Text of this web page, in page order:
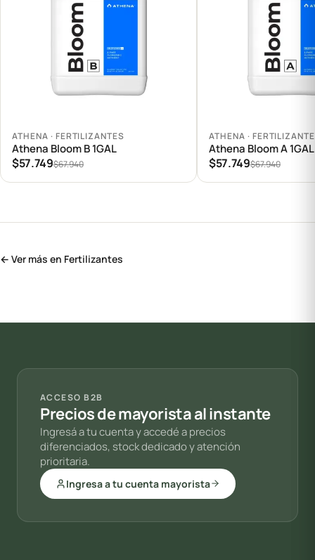
Agregar al carrito
ATHENA · FERTILIZANTES
Athena Bloom B 1GAL
$57.749$67.940
Agregar al carrito
ATHENA ·
Athena Bloom A 1GAL
$57.749$67.940
← Ver más en Fertilizantes
ACCESO B2B
Precios de mayorista al instante
Ingresá a tu cuenta y accedé a precios
diferenciados, stock dedicado y atención
prioritaria.
Ingresa a tu cuenta mayorista